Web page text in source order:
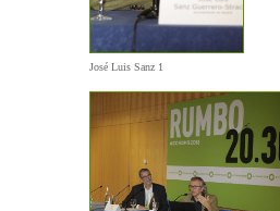
José Luis Sanz 1